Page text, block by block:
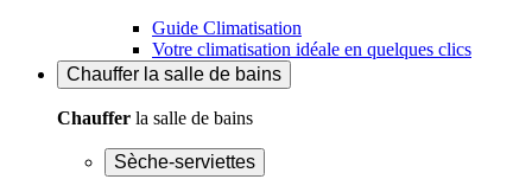
Guide Climatisation
Votre climatisation idéale en quelques clics
Chauffer la salle de bains
Chauffer la salle de bains
Sèche-serviettes